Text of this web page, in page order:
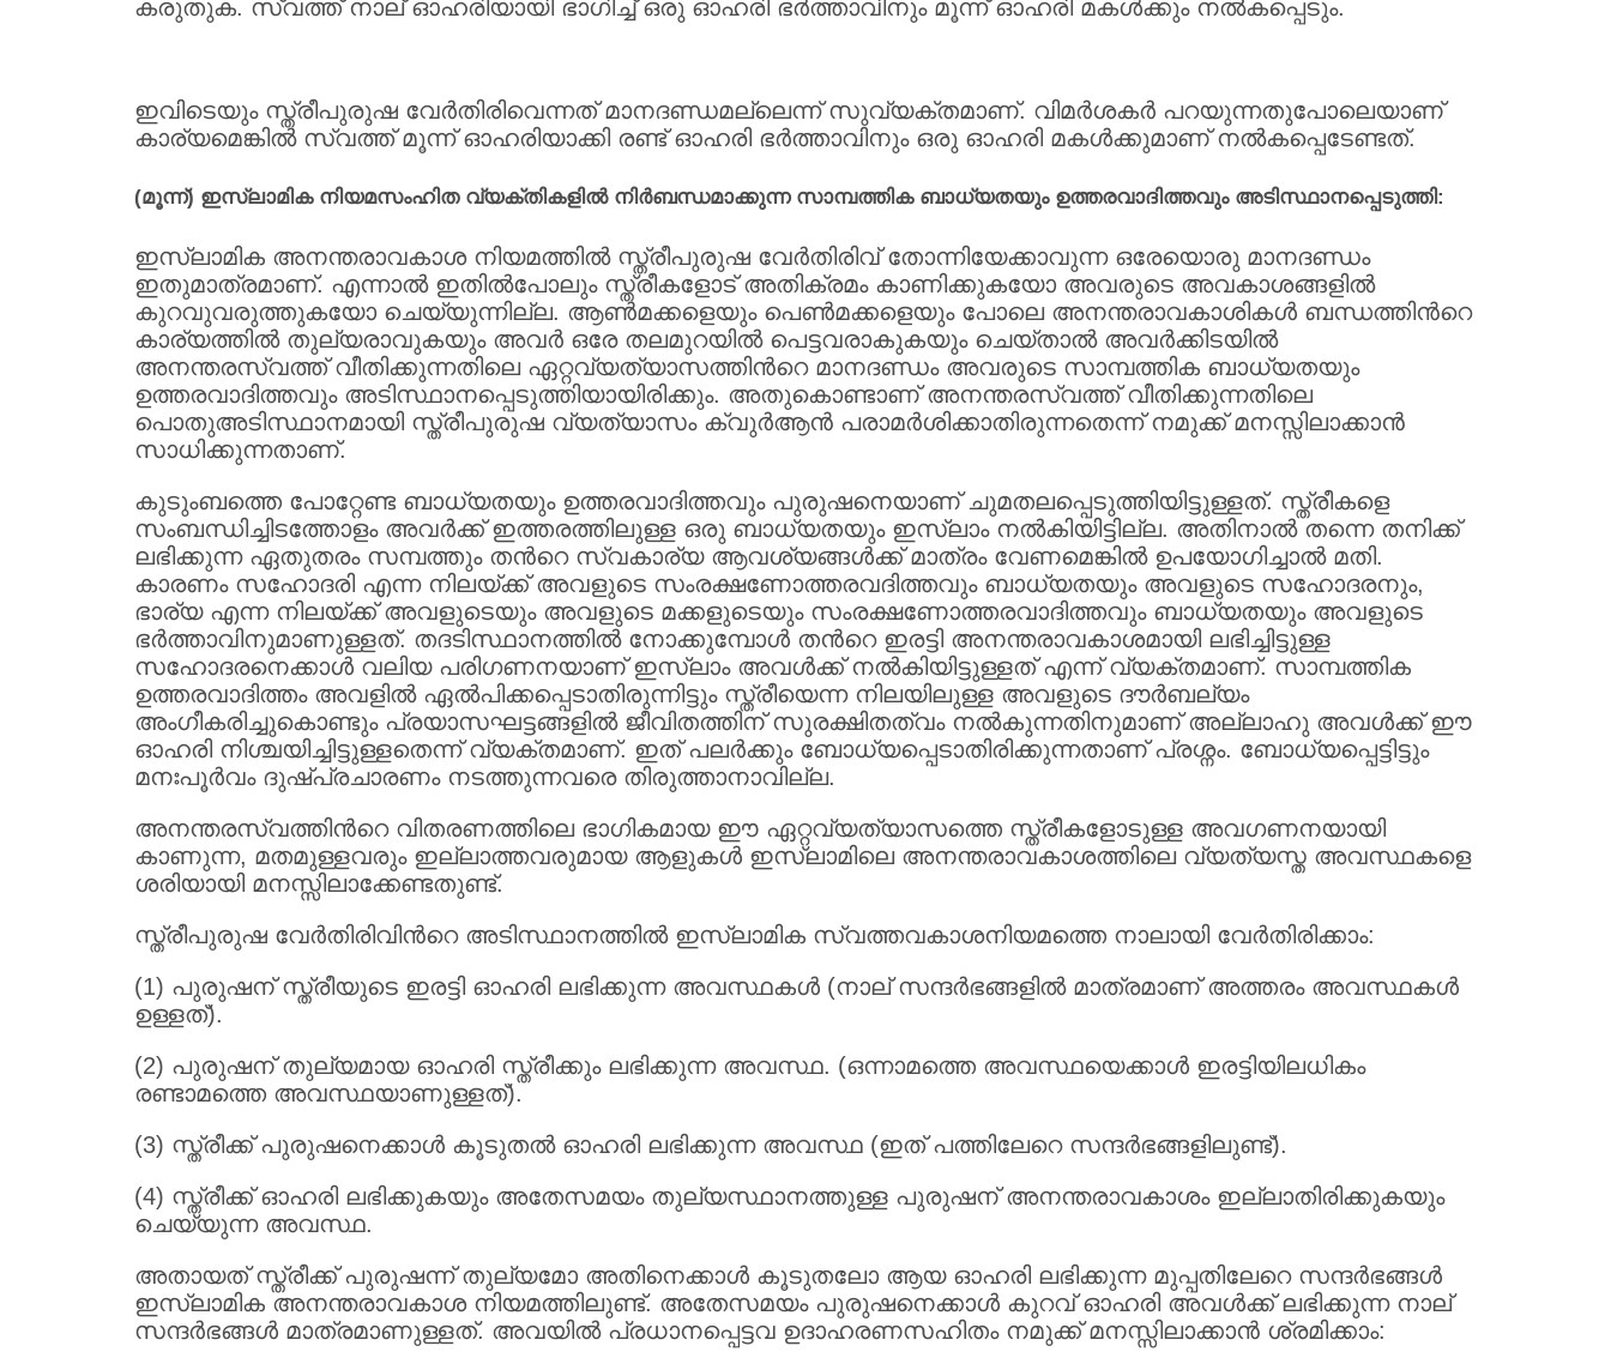
കരുതുക. സ്വത്ത് നാല് ഓഹരിയായി ഭാഗിച്ച് ഒരു ഓഹരി ഭര്‍ത്താവിനും മൂന്ന് ഓഹരി മകള്‍ക്കും നല്‍കപ്പെടും.
ഇവിടെയും സ്ത്രീപുരുഷ വേര്‍തിരിവെന്നത് മാനദണ്ഡമല്ലെന്ന് സുവ്യക്തമാണ്. വിമര്‍ശകര്‍ പറയുന്നതുപോലെയാണ്
കാര്യമെങ്കില്‍ സ്വത്ത് മൂന്ന് ഓഹരിയാക്കി രണ്ട് ഓഹരി ഭര്‍ത്താവിനും ഒരു ഓഹരി മകള്‍ക്കുമാണ് നല്‍കപ്പെടേണ്ടത്.
(മൂന്ന്) ഇസ്ലാമിക നിയമസംഹിത വ്യക്തികളില്‍ നിര്‍ബന്ധമാക്കുന്ന സാമ്പത്തിക ബാധ്യതയും ഉത്തരവാദിത്തവും അടിസ്ഥാനപ്പെടുത്തി:
ഇസ്ലാമിക അനന്തരാവകാശ നിയമത്തില്‍ സ്ത്രീപുരുഷ വേര്‍തിരിവ് തോന്നിയേക്കാവുന്ന ഒരേയൊരു മാനദണ്ഡം
ഇതുമാത്രമാണ്. എന്നാല്‍ ഇതില്‍പോലും സ്ത്രീകളോട് അതിക്രമം കാണിക്കുകയോ അവരുടെ അവകാശങ്ങളില്‍
കുറവുവരുത്തുകയോ ചെയ്യുന്നില്ല. ആണ്‍മക്കളെയും പെണ്‍മക്കളെയും പോലെ അനന്തരാവകാശികള്‍ ബന്ധത്തിന്‍റെ
കാര്യത്തില്‍ തുല്യരാവുകയും അവര്‍ ഒരേ തലമുറയില്‍ പെട്ടവരാകുകയും ചെയ്താല്‍ അവര്‍ക്കിടയില്‍
അനന്തരസ്വത്ത് വീതിക്കുന്നതിലെ ഏറ്റവ്യത്യാസത്തിന്‍റെ മാനദണ്ഡം അവരുടെ സാമ്പത്തിക ബാധ്യതയും
ഉത്തരവാദിത്തവും അടിസ്ഥാനപ്പെടുത്തിയായിരിക്കും. അതുകൊണ്ടാണ് അനന്തരസ്വത്ത് വീതിക്കുന്നതിലെ
പൊതുഅടിസ്ഥാനമായി സ്ത്രീപുരുഷ വ്യത്യാസം ക്വുര്‍ആന്‍ പരാമര്‍ശിക്കാതിരുന്നതെന്ന് നമുക്ക് മനസ്സിലാക്കാന്‍
സാധിക്കുന്നതാണ്.
കുടുംബത്തെ പോറ്റേണ്ട ബാധ്യതയും ഉത്തരവാദിത്തവും പുരുഷനെയാണ് ചുമതലപ്പെടുത്തിയിട്ടുള്ളത്. സ്ത്രീകളെ
സംബന്ധിച്ചിടത്തോളം അവര്‍ക്ക് ഇത്തരത്തിലുള്ള ഒരു ബാധ്യതയും ഇസ്ലാം നല്‍കിയിട്ടില്ല. അതിനാല്‍ തന്നെ തനിക്ക്
ലഭിക്കുന്ന ഏതുതരം സമ്പത്തും തന്‍റെ സ്വകാര്യ ആവശ്യങ്ങള്‍ക്ക് മാത്രം വേണമെങ്കില്‍ ഉപയോഗിച്ചാല്‍ മതി.
കാരണം സഹോദരി എന്ന നിലയ്ക്ക് അവളുടെ സംരക്ഷണോത്തരവദിത്തവും ബാധ്യതയും അവളുടെ സഹോദരനും,
ഭാര്യ എന്ന നിലയ്ക്ക് അവളുടെയും അവളുടെ മക്കളുടെയും സംരക്ഷണോത്തരവാദിത്തവും ബാധ്യതയും അവളുടെ
ഭര്‍ത്താവിനുമാണുള്ളത്. തദടിസ്ഥാനത്തില്‍ നോക്കുമ്പോള്‍ തന്‍റെ ഇരട്ടി അനന്തരാവകാശമായി ലഭിച്ചിട്ടുള്ള
സഹോദരനെക്കാള്‍ വലിയ പരിഗണനയാണ് ഇസ്ലാം അവള്‍ക്ക് നല്‍കിയിട്ടുള്ളത് എന്ന് വ്യക്തമാണ്. സാമ്പത്തിക
ഉത്തരവാദിത്തം അവളില്‍ ഏല്‍പിക്കപ്പെടാതിരുന്നിട്ടും സ്ത്രീയെന്ന നിലയിലുള്ള അവളുടെ ദൗര്‍ബല്യം
അംഗീകരിച്ചുകൊണ്ടും പ്രയാസഘട്ടങ്ങളില്‍ ജീവിതത്തിന് സുരക്ഷിതത്വം നല്‍കുന്നതിനുമാണ് അല്ലാഹു അവള്‍ക്ക് ഈ
ഓഹരി നിശ്ചയിച്ചിട്ടുള്ളതെന്ന് വ്യക്തമാണ്. ഇത് പലര്‍ക്കും ബോധ്യപ്പെടാതിരിക്കുന്നതാണ് പ്രശ്നം. ബോധ്യപ്പെട്ടിട്ടും
മനഃപൂര്‍വം ദുഷ്പ്രചാരണം നടത്തുന്നവരെ തിരുത്താനാവില്ല.
അനന്തരസ്വത്തിന്‍റെ വിതരണത്തിലെ ഭാഗികമായ ഈ ഏറ്റവ്യത്യാസത്തെ സ്ത്രീകളോടുള്ള അവഗണനയായി
കാണുന്ന, മതമുള്ളവരും ഇല്ലാത്തവരുമായ ആളുകള്‍ ഇസ്ലാമിലെ അനന്തരാവകാശത്തിലെ വ്യത്യസ്ത അവസ്ഥകളെ
ശരിയായി മനസ്സിലാക്കേണ്ടതുണ്ട്.
സ്ത്രീപുരുഷ വേര്‍തിരിവിന്‍റെ അടിസ്ഥാനത്തില്‍ ഇസ്ലാമിക സ്വത്തവകാശനിയമത്തെ നാലായി വേര്‍തിരിക്കാം:
(1) പുരുഷന് സ്ത്രീയുടെ ഇരട്ടി ഓഹരി ലഭിക്കുന്ന അവസ്ഥകള്‍ (നാല് സന്ദര്‍ഭങ്ങളില്‍ മാത്രമാണ് അത്തരം അവസ്ഥകള്‍
ഉള്ളത്).
(2) പുരുഷന് തുല്യമായ ഓഹരി സ്ത്രീക്കും ലഭിക്കുന്ന അവസ്ഥ. (ഒന്നാമത്തെ അവസ്ഥയെക്കാള്‍ ഇരട്ടിയിലധികം
രണ്ടാമത്തെ അവസ്ഥയാണുള്ളത്).
(3) സ്ത്രീക്ക് പുരുഷനെക്കാള്‍ കൂടുതല്‍ ഓഹരി ലഭിക്കുന്ന അവസ്ഥ (ഇത് പത്തിലേറെ സന്ദര്‍ഭങ്ങളിലുണ്ട്).
(4) സ്ത്രീക്ക് ഓഹരി ലഭിക്കുകയും അതേസമയം തുല്യസ്ഥാനത്തുള്ള പുരുഷന് അനന്തരാവകാശം ഇല്ലാതിരിക്കുകയും
ചെയ്യുന്ന അവസ്ഥ.
അതായത് സ്ത്രീക്ക് പുരുഷന്ന് തുല്യമോ അതിനെക്കാള്‍ കൂടുതലോ ആയ ഓഹരി ലഭിക്കുന്ന മുപ്പതിലേറെ സന്ദര്‍ഭങ്ങള്‍
ഇസ്ലാമിക അനന്തരാവകാശ നിയമത്തിലുണ്ട്. അതേസമയം പുരുഷനെക്കാള്‍ കുറവ് ഓഹരി അവള്‍ക്ക് ലഭിക്കുന്ന നാല്
സന്ദര്‍ഭങ്ങള്‍ മാത്രമാണുള്ളത്. അവയില്‍ പ്രധാനപ്പെട്ടവ ഉദാഹരണസഹിതം നമുക്ക് മനസ്സിലാക്കാന്‍ ശ്രമിക്കാം: